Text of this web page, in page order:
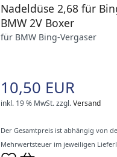
Nadeldüse 2,68 für
BMW 2V Boxer
für BMW Bing-Vergaser
10,50 EUR
inkl. 19 % MwSt.zzgl.Versand
Der Gesamtpreis ist abhängig von
Mehrwertsteuer im jeweiligen